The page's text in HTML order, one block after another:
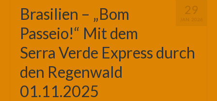
29
JAN. 2026
Brasilien – „Bom
Passeio!“ Mit dem
Serra Verde Express durch
den Regenwald
01.11.2025